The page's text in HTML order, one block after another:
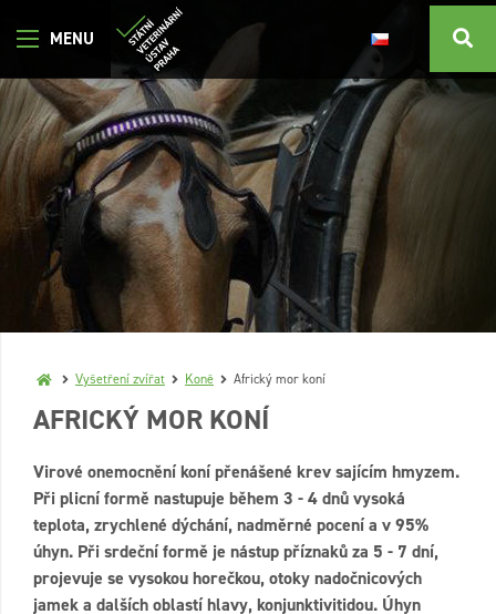
Vyšetření zvířat Koně Africký mor koní
AFRICKÝ MOR KONÍ
Virové onemocnění koní přenášené krev sajícím hmyzem.
Při plicní formě nastupuje během 3 - 4 dnů vysoká
teplota, zrychlené dýchání, nadměrné pocení a v 95%
úhyn. Při srdeční formě je nástup příznaků za 5 - 7 dní,
projevuje se vysokou horečkou, otoky nadočnicových
jamek a dalších oblastí hlavy, konjunktivitidou. Úhyn